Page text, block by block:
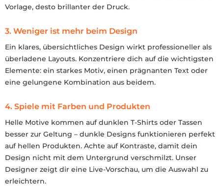
Vorlage, desto brillanter der Druck.
3. Weniger ist mehr beim Design
Ein klares, übersichtliches Design wirkt professioneller als
überladene Layouts. Konzentriere dich auf die wichtigsten
Elemente: ein starkes Motiv, einen prägnanten Text oder
eine gelungene Kombination aus beidem.
4. Spiele mit Farben und Produkten
Helle Motive kommen auf dunklen T-Shirts oder Tassen
besser zur Geltung – dunkle Designs funktionieren perfekt
auf hellen Produkten. Achte auf Kontraste, damit dein
Design nicht mit dem Untergrund verschmilzt. Unser
Designer zeigt dir eine Live-Vorschau, um die Auswahl zu
erleichtern.